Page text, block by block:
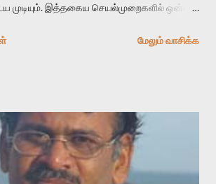
முடியும். இத்தகைய செயல்முறைகளில் ஒன்றை
வந்து போன பின் அவர்களின்
ஒரு கனவை மீட்டெடுப்பதன் நோக்கம்
கவிதையின் அரூப இயக்கத்தை பொதுவயமாக
கோயில் கருவறையின்
மேலும் வாசிக்க